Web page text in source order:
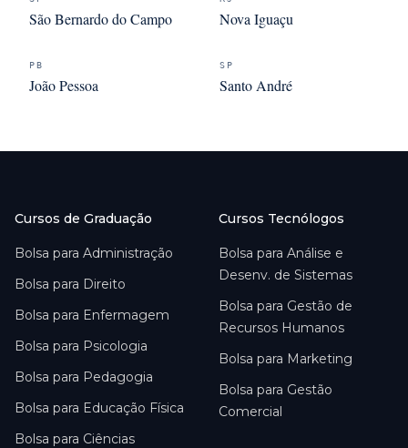
São Bernardo do Campo Nova Iguaçu
PB
João Pessoa
SP
Santo André
Cursos de Graduação
Bolsa para Administração
Bolsa para Direito
Bolsa para Enfermagem
Bolsa para Psicologia
Bolsa para Pedagogia
Bolsa para Educação Física
Bolsa para Ciências
Cursos Tecnólogos
Bolsa para Análise e
Desenv. de Sistemas
Bolsa para Gestão de
Recursos Humanos
Bolsa para Marketing
Bolsa para Gestão
Comercial